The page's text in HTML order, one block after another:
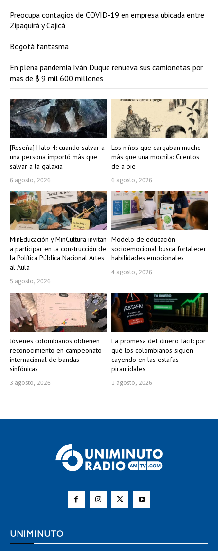
[Reseña] Halo 4: cuando salvar a
una persona importó más que
salvar a la galaxia
6 agosto, 2026
Los niños que cargaban mucho
más que una mochila: Cuentos
de a pie
6 agosto, 2026
MinEducación y MinCultura invitan
a participar en la construcción de
la Política Pública Nacional Artes
al Aula
5 agosto, 2026
Modelo de educación
socioemocional busca fortalecer
habilidades emocionales
4 agosto, 2026
Jóvenes colombianos obtienen
reconocimiento en campeonato
internacional de bandas
sinfónicas
3 agosto, 2026
La promesa del dinero fácil: por
qué los colombianos siguen
cayendo en las estafas
piramidales
1 agosto, 2026
Preocupa contagios de COVID-19 en empresa ubicada entre
Zipaquirá y Cajicá
Bogotá fantasma
En plena pandemia Iván Duque renueva sus camionetas por
más de $ 9 mil 600 millones
UNIMINUTO